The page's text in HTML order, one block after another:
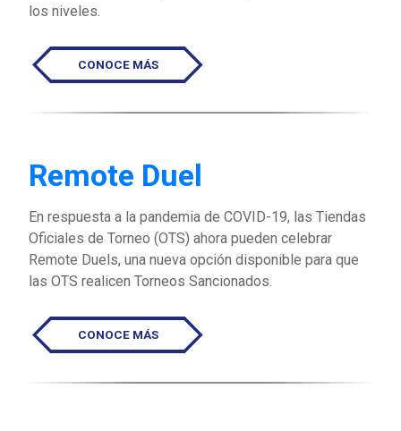
los niveles.
CONOCE MÁS
Remote Duel
En respuesta a la pandemia de COVID-19, las Tiendas
Oficiales de Torneo (OTS) ahora pueden celebrar
Remote Duels, una nueva opción disponible para que
las OTS realicen Torneos Sancionados.
CONOCE MÁS